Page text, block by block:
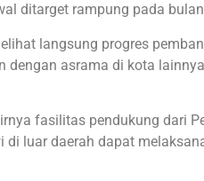
ditarget rampung pada
langsung progres
dengan asrama di kota
fasilitas pendukung dari
di luar daerah dapat